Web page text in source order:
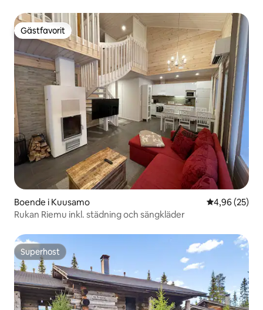
Gästfavorit
Gästfavorit
Boende i Kuusamo 4,96 av 5 i
4,96 (25)
Rukan Riemu inkl. städning och sängkläder
Superhost
Superhost